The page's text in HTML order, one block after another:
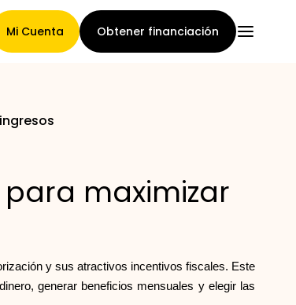
Mi Cuenta Obtener financiación
de asignación de
maximizar
y sus atractivos incentivos fiscales. Este
generar beneficios mensuales y elegir las